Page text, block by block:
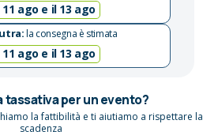
ago e il 13 ago
la consegna è stimata
ago e il 13 ago
tassativa per un evento?
la fattibilità e ti aiutiamo a rispettare la
scadenza